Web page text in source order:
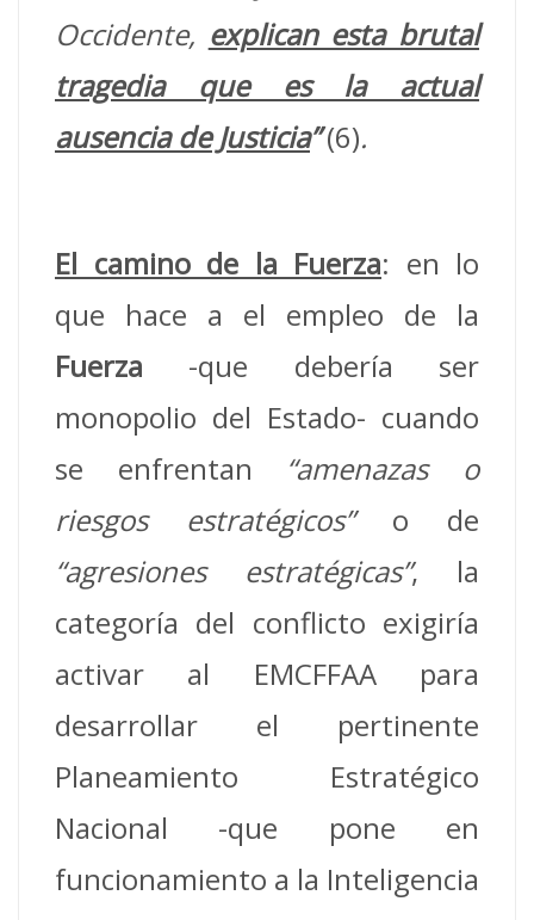
Occidente, explican esta brutal
tragedia que es la actual
ausencia de Justicia” (6).
El camino de la Fuerza: en lo
que hace a el empleo de la
Fuerza -que debería ser
monopolio del Estado- cuando
se enfrentan “amenazas o
riesgos estratégicos”o de
“agresiones estratégicas”, la
categoría del conflicto exigiría
activar al EMCFFAA para
desarrollar el pertinente
Planeamiento Estratégico
Nacional -que pone en
funcionamiento a la Inteligencia